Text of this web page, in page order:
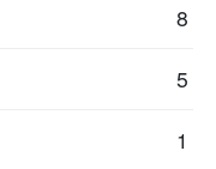
8
5
1